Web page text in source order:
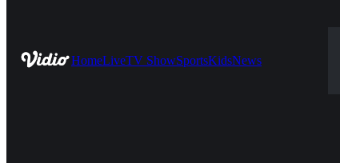
HomeLiveTV ShowSportsKidsNews